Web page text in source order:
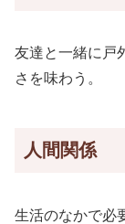
友達と一緒に戸
さを味わう。
人間関係
生活のなかで必